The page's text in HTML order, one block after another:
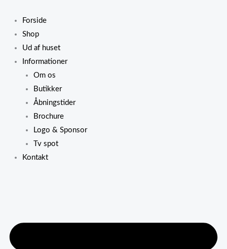
indholdet
Forside
Shop
Ud af huset
Informationer
Om os
Butikker
Åbningstider
Brochure
Logo & Sponsor
Tv spot
Kontakt